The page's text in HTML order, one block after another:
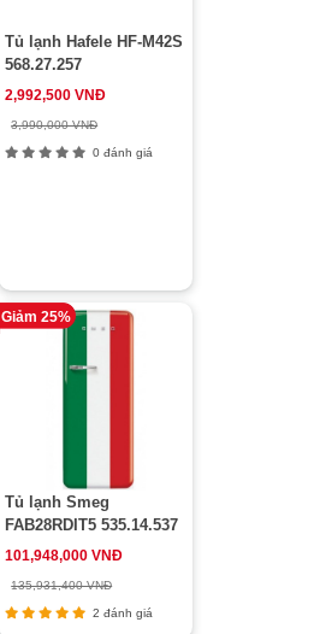
Tủ lạnh Hafele HF-M42S
568.27.257
2,992,500 VNĐ
3,990,000 VNĐ
0 đánh giá
Giảm 25%
Tủ lạnh Smeg
FAB28RDIT5 535.14.537
101,948,000 VNĐ
135,931,400 VNĐ
2 đánh giá